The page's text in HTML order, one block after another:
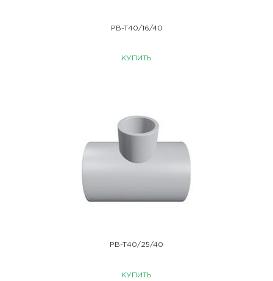
PB-T40/16/40
КУПИТЬ
PB-T40/25/40
КУПИТЬ